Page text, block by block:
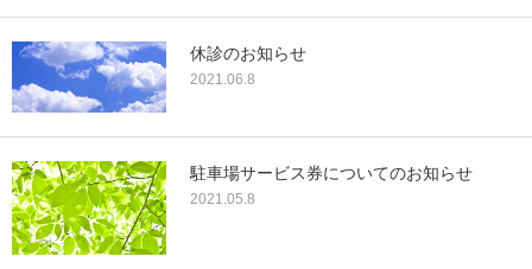
休診のお知らせ
2021.06.8
駐車場サービス券についてのお知らせ
2021.05.8